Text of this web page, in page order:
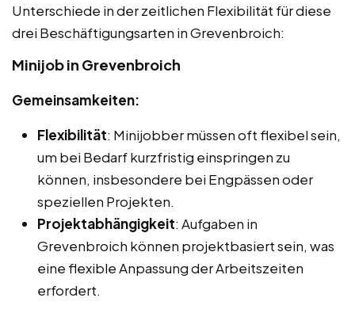
Unterschiede in der zeitlichen Flexibilität für diese
drei Beschäftigungsarten in Grevenbroich:
Minijob in Grevenbroich
Gemeinsamkeiten:
Flexibilität: Minijobber müssen oft flexibel sein,
um bei Bedarf kurzfristig einspringen zu
können, insbesondere bei Engpässen oder
speziellen Projekten.
Projektabhängigkeit: Aufgaben in
Grevenbroich können projektbasiert sein, was
eine flexible Anpassung der Arbeitszeiten
erfordert.